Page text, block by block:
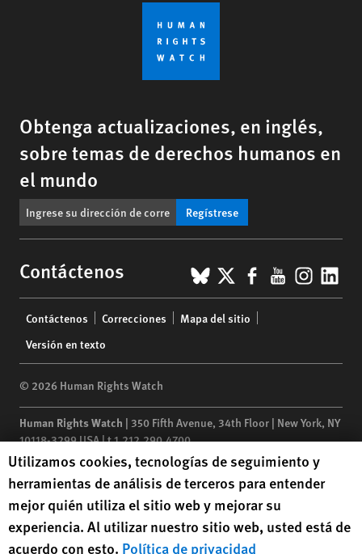
Obtenga actualizaciones, en inglés,
sobre temas de derechos humanos en
el mundo
Regístrese
Contáctenos BlueSky
X Facebook
YouTube
menu
Contáctenos Correcciones
Mapa del sitio
Versión en texto
© 2026 Human Rights Watch
Human Rights Watch | 350 Fifth Avenue, 34th Floor | New York, NY
10118-3299USA|t1.212.290.4700
Human Rights Watchis a 501(C)(3) nonprofit registered in the US
under EIN: 13-2875808
Human Rights Watch cookie preferences
Utilizamos cookies, tecnologías de seguimiento y
herramientas de análisis de terceros para entender
mejor quién utiliza el sitio web y mejorar su
experiencia. Al utilizar nuestro sitio web, usted está de
acuerdo con esto. Política de privacidad